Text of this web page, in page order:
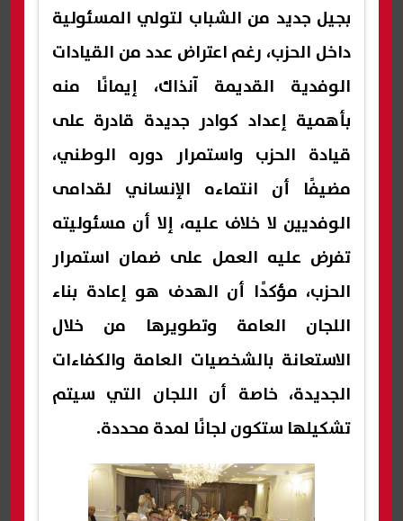
بجيل جديد من الشباب لتولي المسئولية
داخل الحزب، رغم اعتراض عدد من القيادات
الوفدية القديمة آنذاك، إيمانًا منه
بأهمية إعداد كوادر جديدة قادرة على
قيادة الحزب واستمرار دوره الوطني،
مضيفًا أن انتماءه الإنساني لقدامى
الوفديين لا خلاف عليه، إلا أن مسئوليته
تفرض عليه العمل على ضمان استمرار
الحزب، مؤكدًا أن الهدف هو إعادة بناء
اللجان العامة وتطويرها من خلال
الاستعانة بالشخصيات العامة والكفاءات
الجديدة، خاصة أن اللجان التي سيتم
تشكيلها ستكون لجانًا لمدة محددة.